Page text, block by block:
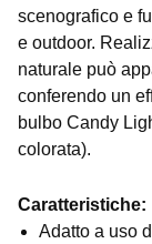
scenografico e
e outdoor.
naturale può
conferendo un
bulbo Candy
colorata).
Caratteristiche:
Adatto a uso